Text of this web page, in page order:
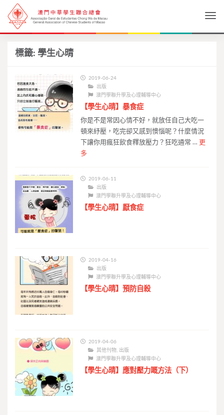
標籤: 學生心晴
2019-06-24
出版
澳門學聯升學及心理輔導中心
【學生心晴】暴食症
你是不是常因心情不好，就放任自己大吃一
頓來紓壓，吃完卻又感到懊惱呢？什麼情況
下讓你用瘋狂飲食釋放壓力？狂吃通常 … 更
多
2019-06-11
出版
澳門學聯升學及心理輔導中心
【學生心晴】厭食症
2019-04-16
出版
澳門學聯升學及心理輔導中心
【學生心晴】預防自殺
2019-04-06
其他刊物 出版
澳門學聯升學及心理輔導中心
【學生心晴】應對壓力嘅方法（下）